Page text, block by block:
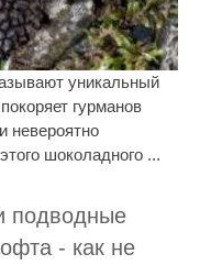
уникальный
гурманов
невероятно
шоколадного ...
подводные
- как не